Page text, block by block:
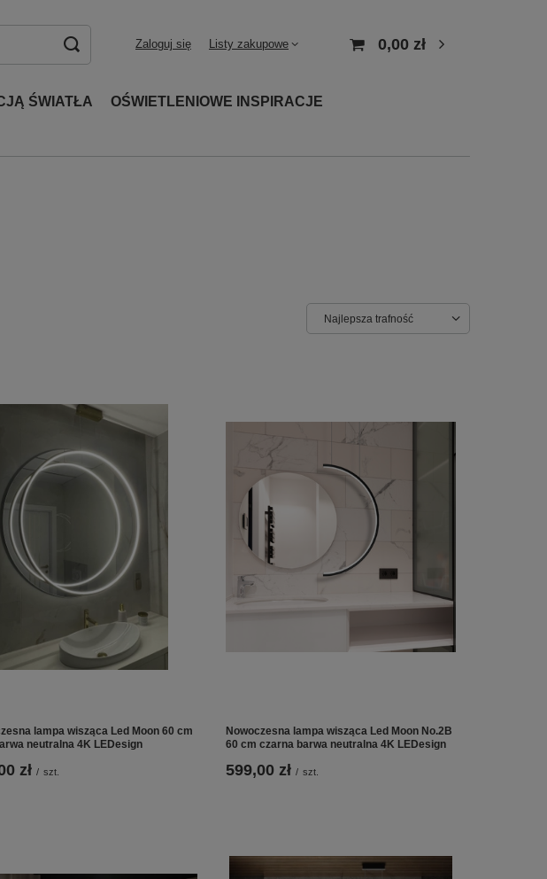
Zaloguj się Listy zakupowe 0,00 zł
ŚWIATŁA
OŚWIETLENIOWE INSPIRACJE
Najlepsza trafność
lampa wisząca Led Moon 60 cm
neutralna 4K LEDesign
zł / szt.
Nowoczesna lampa wisząca Led Moon No.2B
60 cm czarna barwa neutralna 4K LEDesign
599,00 zł / szt.